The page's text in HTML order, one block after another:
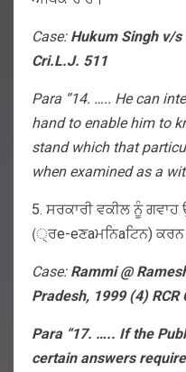
Case: Hukum Singh v/
Cri.L.J. 511
Para “14. ….. He can
hand to enable him to
stand which that
when examined as a
5. ਸਰਕਾਰੀ ਵਕੀਲ ਨੂੰ ਗਵਾਹ
(੍ਰe-eਣaਮਨਿaਟਿਨ) ਕਰਨ
Case: Rammi @
Pradesh, 1999 (4) RCR
Para “17. ….. If the
certain answers